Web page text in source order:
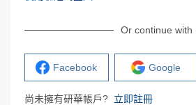
Or continue with
Facebook Google
尚未擁有研華帳戶? 立即註冊